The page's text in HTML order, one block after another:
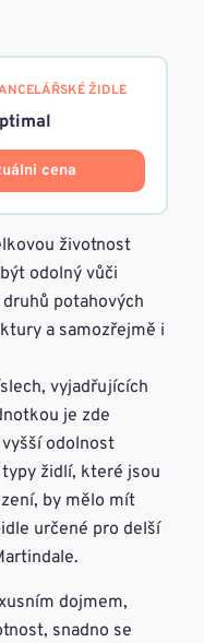
ŽIDLE
cena
životnost
odolný vůči
potahových
a samozřejmě i
vyjadřujících
je zde
odolnost
židlí, které jsou
by mělo mít
určené pro delší
dojmem,
snadno se